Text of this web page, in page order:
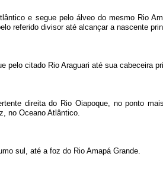
e segue pelo álveo do mesmo Rio
referido divisor até alcançar a nascente
pelo citado Rio Araguari até sua cabeceira
direita do Rio Oiapoque, no ponto
no Oceano Atlântico.
sul, até a foz do Rio Amapá Grande.